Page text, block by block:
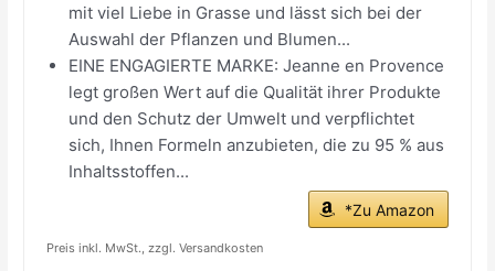
mit viel Liebe in Grasse und lässt sich bei der
Auswahl der Pflanzen und Blumen...
EINE ENGAGIERTE MARKE: Jeanne en Provence
legt großen Wert auf die Qualität ihrer Produkte
und den Schutz der Umwelt und verpflichtet
sich, Ihnen Formeln anzubieten, die zu 95 % aus
Inhaltsstoffen...
*Zu Amazon
Preis inkl. MwSt., zzgl. Versandkosten